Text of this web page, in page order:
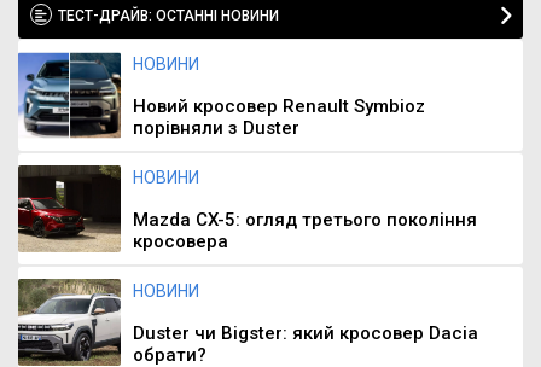
ТЕСТ-ДРАЙВ: ОСТАННІ НОВИНИ
НОВИНИ
Новий кросовер Renault Symbioz
порівняли з Duster
НОВИНИ
Mazda CX-5: огляд третього покоління
кросовера
НОВИНИ
Duster чи Bigster: який кросовер Dacia
обрати?